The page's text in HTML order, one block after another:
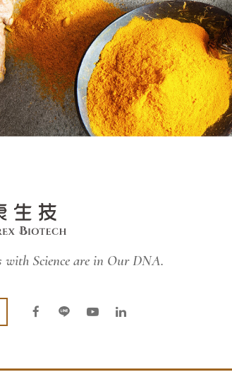
with Science are in Our DNA.